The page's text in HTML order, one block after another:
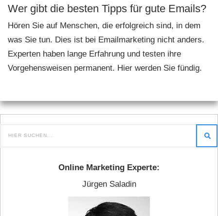
Wer gibt die besten Tipps für gute Emails?
Hören Sie auf Menschen, die erfolgreich sind, in dem
was Sie tun. Dies ist bei Emailmarketing nicht anders.
Experten haben lange Erfahrung und testen ihre
Vorgehensweisen permanent. Hier werden Sie fündig.
Online Marketing Experte:
Jürgen Saladin